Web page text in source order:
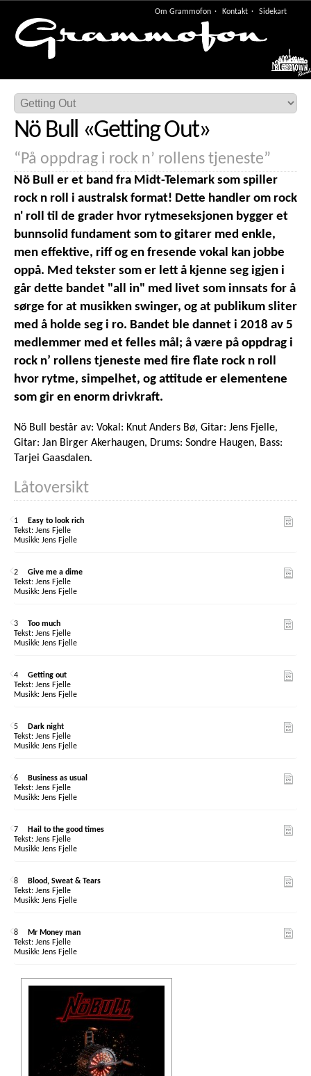
Om Grammofon Kontakt Sidekart
Meny
Nö Bull «Getting Out»
“På oppdrag i rock n’ rollens tjeneste”
Nö Bull er et band fra Midt-Telemark som spiller
rock n roll i australsk format! Dette handler om rock
n' roll til de grader hvor rytmeseksjonen bygger et
bunnsolid fundament som to gitarer med enkle,
men effektive, riff og en fresende vokal kan jobbe
oppå. Med tekster som er lett å kjenne seg igjen i
går dette bandet "all in" med livet som innsats for å
sørge for at musikken swinger, og at publikum sliter
med å holde seg i ro. Bandet ble dannet i 2018 av 5
medlemmer med et felles mål; å være på oppdrag i
rock n’ rollens tjeneste med fire flate rock n roll
hvor rytme, simpelhet, og attitude er elementene
som gir en enorm drivkraft.
Nö Bull består av: Vokal: Knut Anders Bø, Gitar: Jens Fjelle,
Gitar: Jan Birger Akerhaugen, Drums: Sondre Haugen, Bass:
Tarjei Gaasdalen.
Låtoversikt
1
Easy to look rich
Jens Fjelle
Jens Fjelle
2
Give me a dime
Jens Fjelle
Jens Fjelle
3
Too much
Jens Fjelle
Jens Fjelle
4
Getting out
Jens Fjelle
Jens Fjelle
5
Dark night
Jens Fjelle
Jens Fjelle
6
Business as usual
Jens Fjelle
Jens Fjelle
7
Hail to the good times
Jens Fjelle
Jens Fjelle
8
Blood, Sweat & Tears
Jens Fjelle
Jens Fjelle
8
Mr Money man
Jens Fjelle
Jens Fjelle